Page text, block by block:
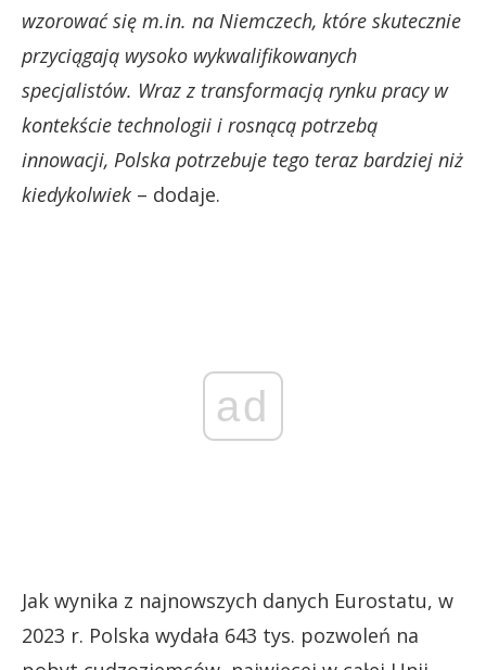
wzorować się m.in. na Niemczech, które skutecznie
przyciągają wysoko wykwalifikowanych
specjalistów. Wraz z transformacją rynku pracy w
kontekście technologii i rosnącą potrzebą
innowacji, Polska potrzebuje tego teraz bardziej niż
kiedykolwiek – dodaje.
ad
Jak wynika z najnowszych danych Eurostatu, w
2023 r. Polska wydała 643 tys. pozwoleń na